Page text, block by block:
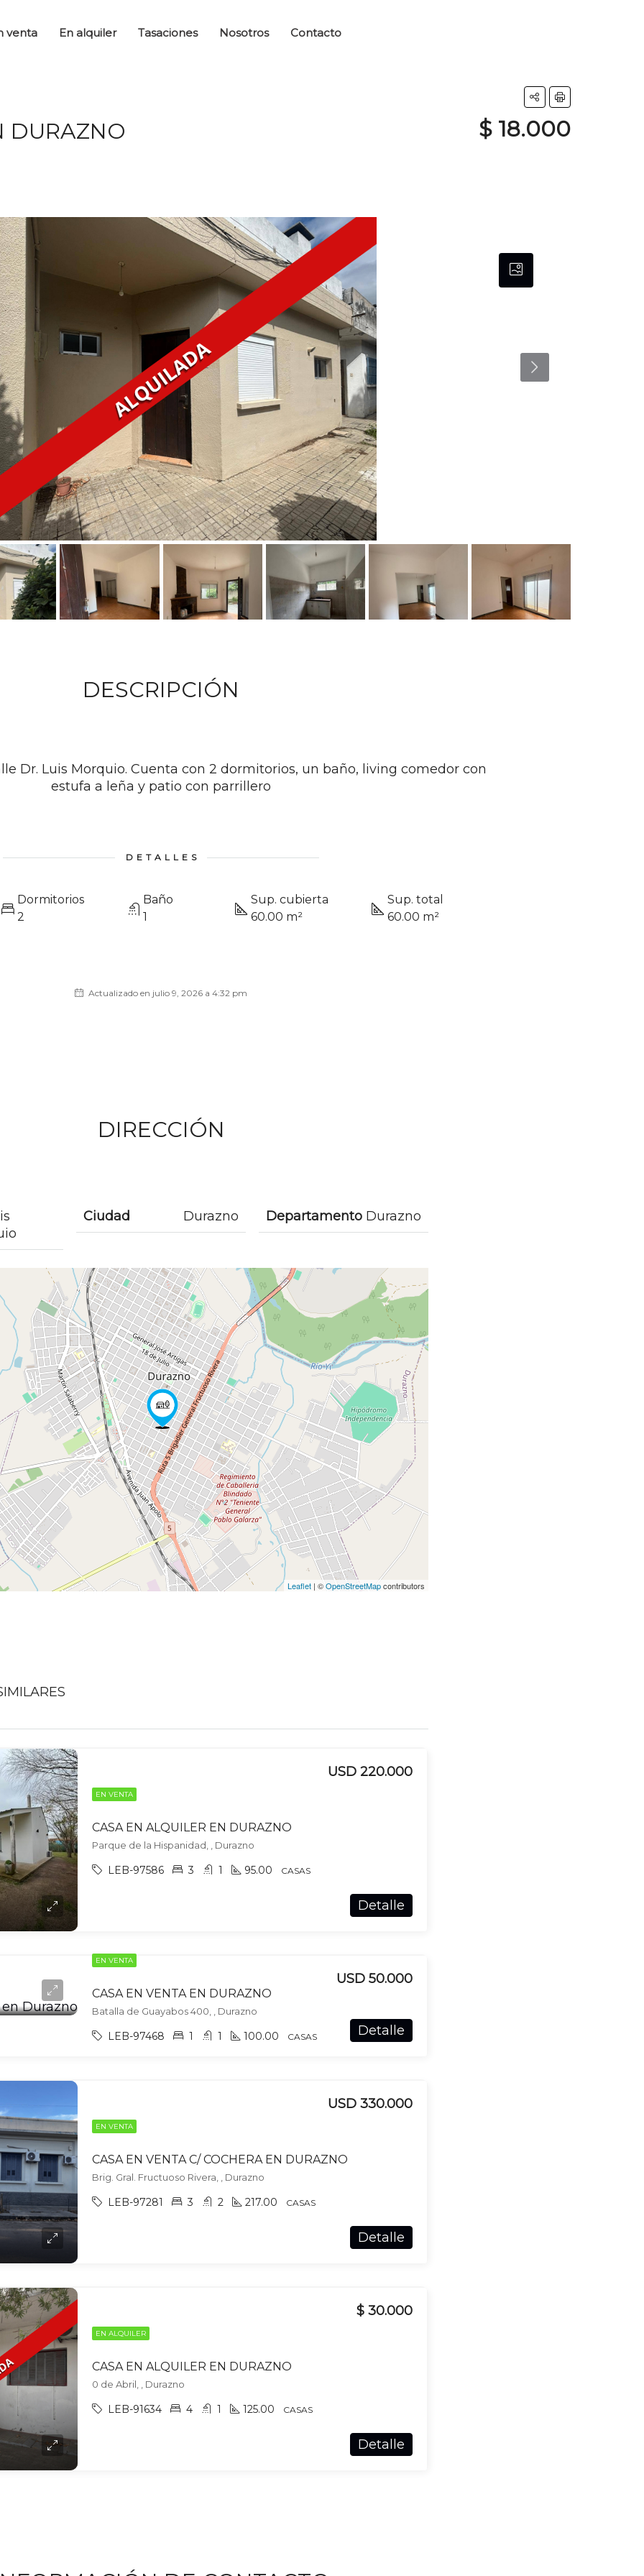
venta En alquiler Tasaciones Nosotros Contacto
DURAZNO $ 18.000
DESCRIPCIÓN
Dr. Luis Morquio. Cuenta con 2 dormitorios, un baño, living comedor con
estufa a leña y patio con parrillero
DETALLES
Dormitorios
2
Baño
1
Sup. cubierta
60.00 m²
Sup. total
60.00 m²
Actualizado en julio 9, 2026 a 4:32 pm
DIRECCIÓN
Ciudad Durazno Departamento Durazno
Leaflet | ©OpenStreetMapcontributors
EN VENTA
CASA EN ALQUILER EN DURAZNO
USD 220.000
Parque de la Hispanidad, , Durazno
LEB-97586 3 1 95.00 CASAS
Detalle
EN VENTA
CASA EN VENTA EN DURAZNO
USD 50.000
Batalla de Guayabos 400, , Durazno
LEB-97468 1 1 100.00 CASAS Detalle
EN VENTA
CASA EN VENTA C/ COCHERA EN DURAZNO
USD 330.000
Brig. Gral. Fructuoso Rivera, , Durazno
LEB-97281 3 2 217.00 CASAS
Detalle
EN ALQUILER
CASA EN ALQUILER EN DURAZNO
$ 30.000
0 de Abril, , Durazno
LEB-91634 4 1 125.00 CASAS
Detalle